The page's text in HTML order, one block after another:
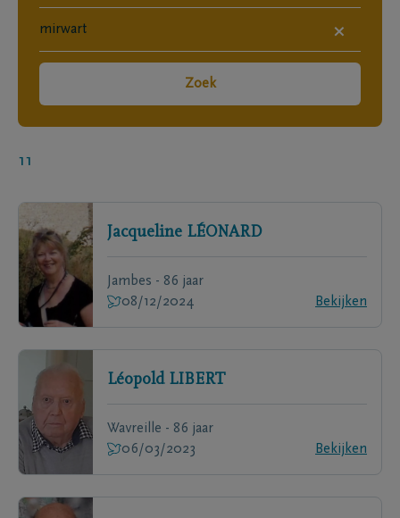
×
Zoek
11
Jacqueline LÉONARD
Jambes - 86 jaar
08/12/2024
Bekijken
Léopold LIBERT
Wavreille - 86 jaar
06/03/2023
Bekijken